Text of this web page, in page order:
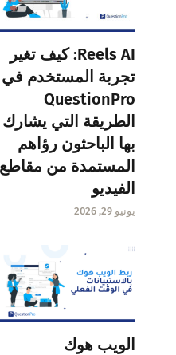
Reels AI: كيف تغير
تجربة المستخدم في
QuestionPro
الطريقة التي يشارك
بها الباحثون رؤاهم
المستمدة من مقاطع
الفيديو
يونيو 29, 2026
الويب هوك